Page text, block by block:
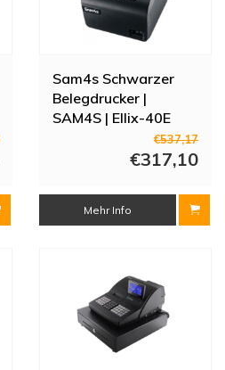
Sam4s Schwarzer
Belegdrucker |
SAM4S | Ellix-40E
€537,17
€317,10
Mehr Info